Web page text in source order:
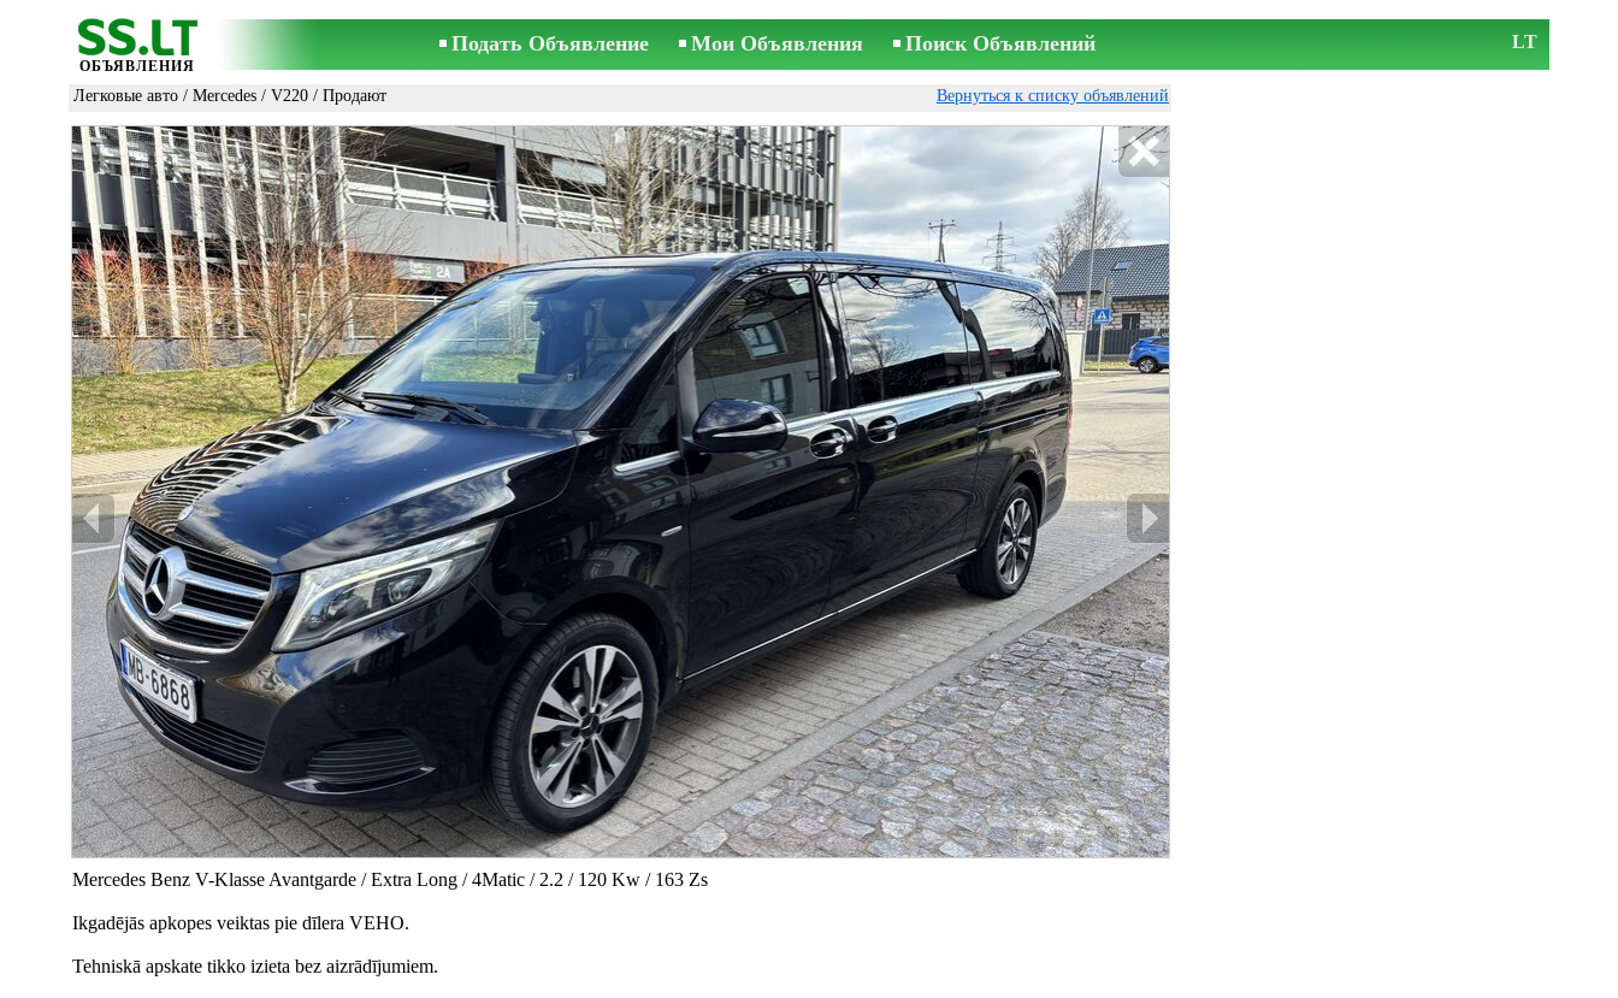
ОБЪЯВЛЕНИЯ
Подать Объявление Мои Объявления Поиск Объявлений LT
Легковые авто / Mercedes / V220 / Продают Вернуться к списку объявлений
Mercedes Benz V-Klasse Avantgarde / Extra Long / 4Matic / 2.2 / 120 Kw / 163 Zs
Ikgadējās apkopes veiktas pie dīlera VEHO.
Tehniskā apskate tikko izieta bez aizrādījumiem.